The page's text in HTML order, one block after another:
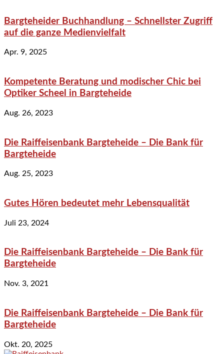
Bargteheider Buchhandlung – Schnellster Zugriff
auf die ganze Medienvielfalt
Apr. 9, 2025
Kompetente Beratung und modischer Chic bei
Optiker Scheel in Bargteheide
Aug. 26, 2023
Die Raiffeisenbank Bargteheide – Die Bank für
Bargteheide
Aug. 25, 2023
Gutes Hören bedeutet mehr Lebensqualität
Juli 23, 2024
Die Raiffeisenbank Bargteheide – Die Bank für
Bargteheide
Nov. 3, 2021
Die Raiffeisenbank Bargteheide – Die Bank für
Bargteheide
Okt. 20, 2025